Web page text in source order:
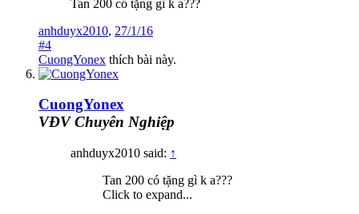
Tan 200 có tặng gì k a???
anhduyx2010, 27/1/16
#4
CuongYonex thích bài này.
CuongYonex
VĐV Chuyên Nghiệp
anhduyx2010 said: ↑
Tan 200 có tặng gì k a???
Click to expand...